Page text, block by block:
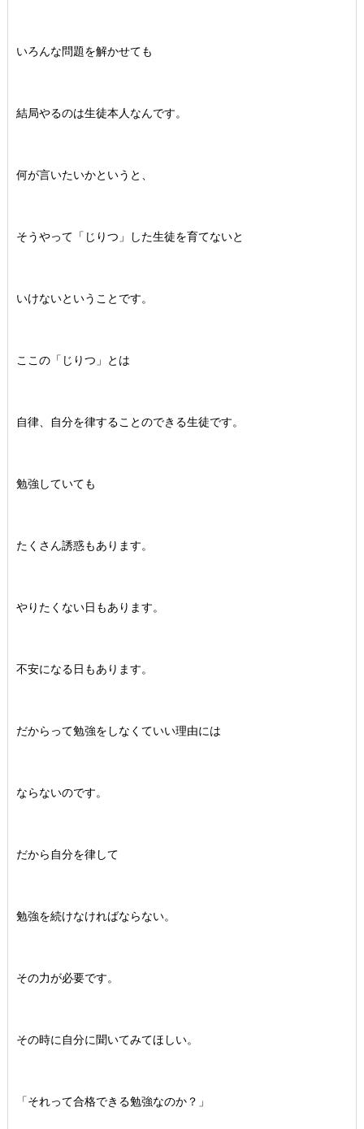
いろんな問題を解かせても
結局やるのは生徒本人なんです。
何が言いたいかというと、
そうやって「じりつ」した生徒を育てないと
いけないということです。
ここの「じりつ」とは
自律、自分を律することのできる生徒です。
勉強していても
たくさん誘惑もあります。
やりたくない日もあります。
不安になる日もあります。
だからって勉強をしなくていい理由には
ならないのです。
だから自分を律して
勉強を続けなければならない。
その力が必要です。
その時に自分に聞いてみてほしい。
「それって合格できる勉強なのか？」